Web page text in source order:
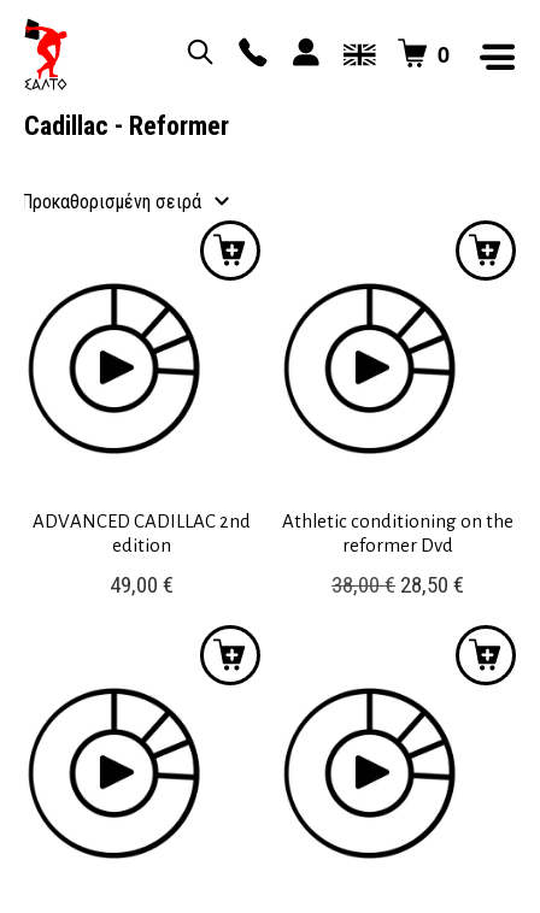
0
Cadillac - Reformer
ADVANCED CADILLAC 2nd
edition
49,00€
Athletic conditioning on the
reformer Dvd
38,00€ Original
38,00 €.
28,50€
τιμή
είναι: